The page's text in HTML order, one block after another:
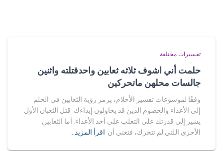
تفسيرات مختلفة
حلمت أني اشوف ثلاثه ثعابين واحدقتلته واثنين
جالسات محلهن ماتحركين
وفقًا لموسوعات تفسير الأحلام، يرمز رؤية الثعابين في الحلم
إلى الأعداء والخصوم الذين قد يحاولون إيذاءك. قتل الثعبان الأول
يشير إلى قدرتك على التغلب على أحد الأعداء. أما الثعابين
الأخرى اللتي لم تتحرك، فتعني أن اقرأ المزيد…